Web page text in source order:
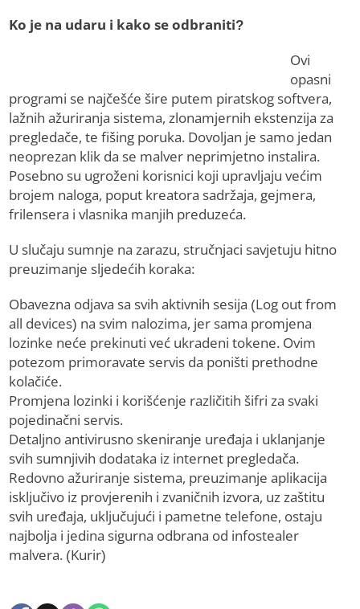
Ko je na udaru i kako se odbraniti?
Ovi
opasni
programi se najčešće šire putem piratskog softvera,
lažnih ažuriranja sistema, zlonamjernih ekstenzija za
pregledače, te fišing poruka. Dovoljan je samo jedan
neoprezan klik da se malver neprimjetno instalira.
Posebno su ugroženi korisnici koji upravljaju većim
brojem naloga, poput kreatora sadržaja, gejmera,
frilensera i vlasnika manjih preduzeća.
U slučaju sumnje na zarazu, stručnjaci savjetuju hitno
preuzimanje sljedećih koraka:
Obavezna odjava sa svih aktivnih sesija (Log out from
all devices) na svim nalozima, jer sama promjena
lozinke neće prekinuti već ukradeni tokene. Ovim
potezom primoravate servis da poništi prethodne
kolačiće.
Promjena lozinki i korišćenje različitih šifri za svaki
pojedinačni servis.
Detaljno antivirusno skeniranje uređaja i uklanjanje
svih sumnjivih dodataka iz internet pregledača.
Redovno ažuriranje sistema, preuzimanje aplikacija
isključivo iz provjerenih i zvaničnih izvora, uz zaštitu
svih uređaja, uključujući i pametne telefone, ostaju
najbolja i jedina sigurna odbrana od infostealer
malvera. (Kurir)